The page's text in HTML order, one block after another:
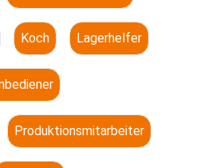
Koch Lagerhelfer
Produktionsmitarbeiter